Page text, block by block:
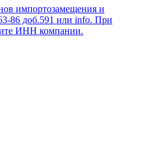
импортозамещения и
86 доб.591 или info. При
ИНН компании.